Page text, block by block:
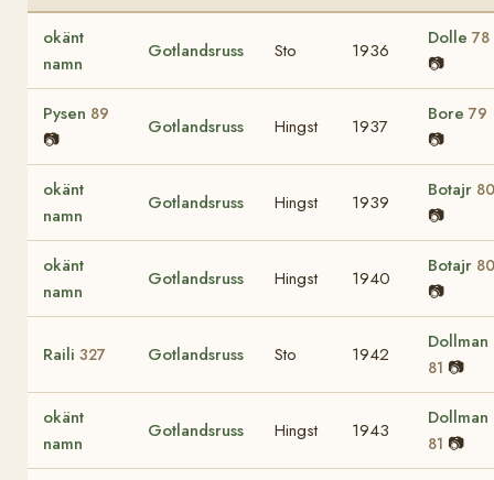
okänt
namn
Gotlandsruss Sto 1936
Dolle 78
📷
Pysen 89
📷
Gotlandsruss Hingst 1937
Bore 79
📷
okänt
namn
Gotlandsruss Hingst 1939
Botajr 80
📷
okänt
namn
Gotlandsruss Hingst 1940
Botajr 80
📷
Raili 327 Gotlandsruss Sto 1942
Dollman
81 📷
okänt
namn
Gotlandsruss Hingst 1943
Dollman
81 📷